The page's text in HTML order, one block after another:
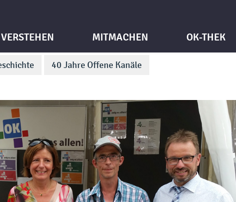
40 Jahre Offene Kanäle
VERSTEHEN MITMACHEN OK-THEK